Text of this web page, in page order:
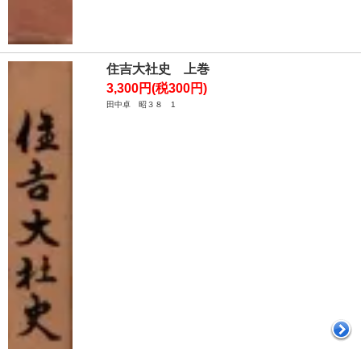
住吉大社史 上巻
3,300円(税300円)
田中卓 昭３８ 1